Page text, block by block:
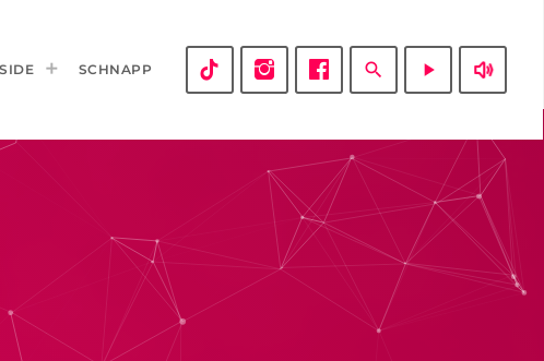
SCHNAPP search play_arrow volume_up